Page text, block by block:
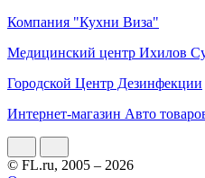
Компания "Кухни Виза"
Медицинский центр Ихилов
Городской Центр Дезинфекции
Интернет-магазин Авто
© FL.ru, 2005 – 2026